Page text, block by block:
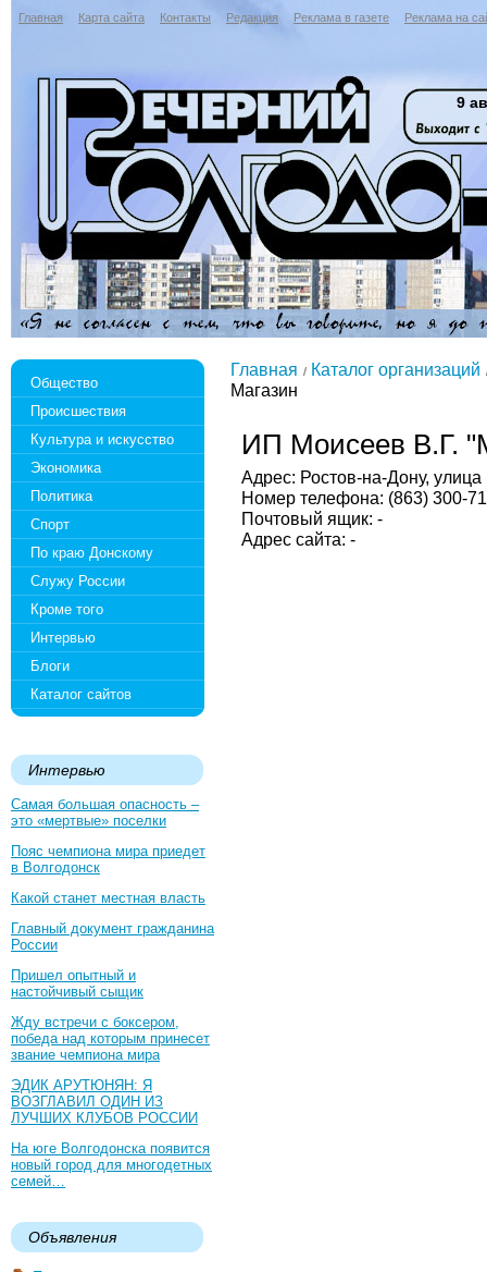
Главная Карта сайта Контакты Редакция Реклама в газете Реклама на
9
Общество
Происшествия
Культура и искусство
Экономика
Политика
Спорт
По краю Донскому
Служу России
Кроме того
Интервью
Блоги
Каталог сайтов
Интервью
Самая большая опасность –
это «мертвые» поселки
Пояс чемпиона мира приедет
в Волгодонск
Какой станет местная власть
Главный документ гражданина
России
Пришел опытный и
настойчивый сыщик
Жду встречи с боксером,
победа над которым принесет
звание чемпиона мира
ЭДИК АРУТЮНЯН: Я
ВОЗГЛАВИЛ ОДИН ИЗ
ЛУЧШИХ КЛУБОВ РОССИИ
На юге Волгодонска появится
новый город для многодетных
семей…
Объявления
Главная
Каталог организаций
Магазин
ИП Моисеев В.Г.
Адрес: Ростов-на-Дону,
Номер телефона: (863) 300-
Почтовый ящик: -
Адрес сайта: -